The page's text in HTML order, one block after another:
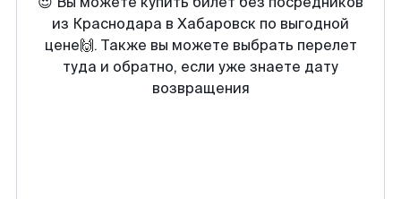
из Краснодара в Хабаровск по выгодной
цене🙌. Также вы можете выбрать перелет
туда и обратно, если уже знаете дату
возвращения